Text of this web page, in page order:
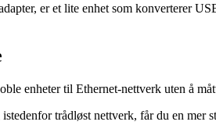
er et lite enhet som konverterer
enheter til Ethernet-nettverk uten å
trådløst nettverk, får du en mer